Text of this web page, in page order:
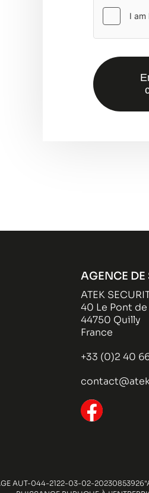
AGENCE DE
ATEK
40 Le Pont
44750 Quilly
France
+33 (0)2 40
AUT-044-2122-03-02-